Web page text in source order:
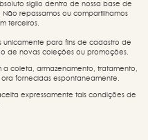
sigilo dentro de nossa base de
repassamos ou compartilhamos
terceiros.
unicamente para fins de cadastro de
de novas coleções ou promoções.
a coleta, armazenamento, tratamento,
fornecidas espontaneamente.
expressamente tais condições de